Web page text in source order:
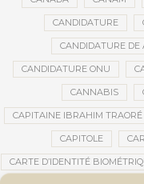
CANDIDATURE
CANDIDATURE
CANDIDATURE ONU
CANNABIS
CAPITAINE IBRAHIM TRAORÉ
CAPITOLE
CARTE D’IDENTITÉ